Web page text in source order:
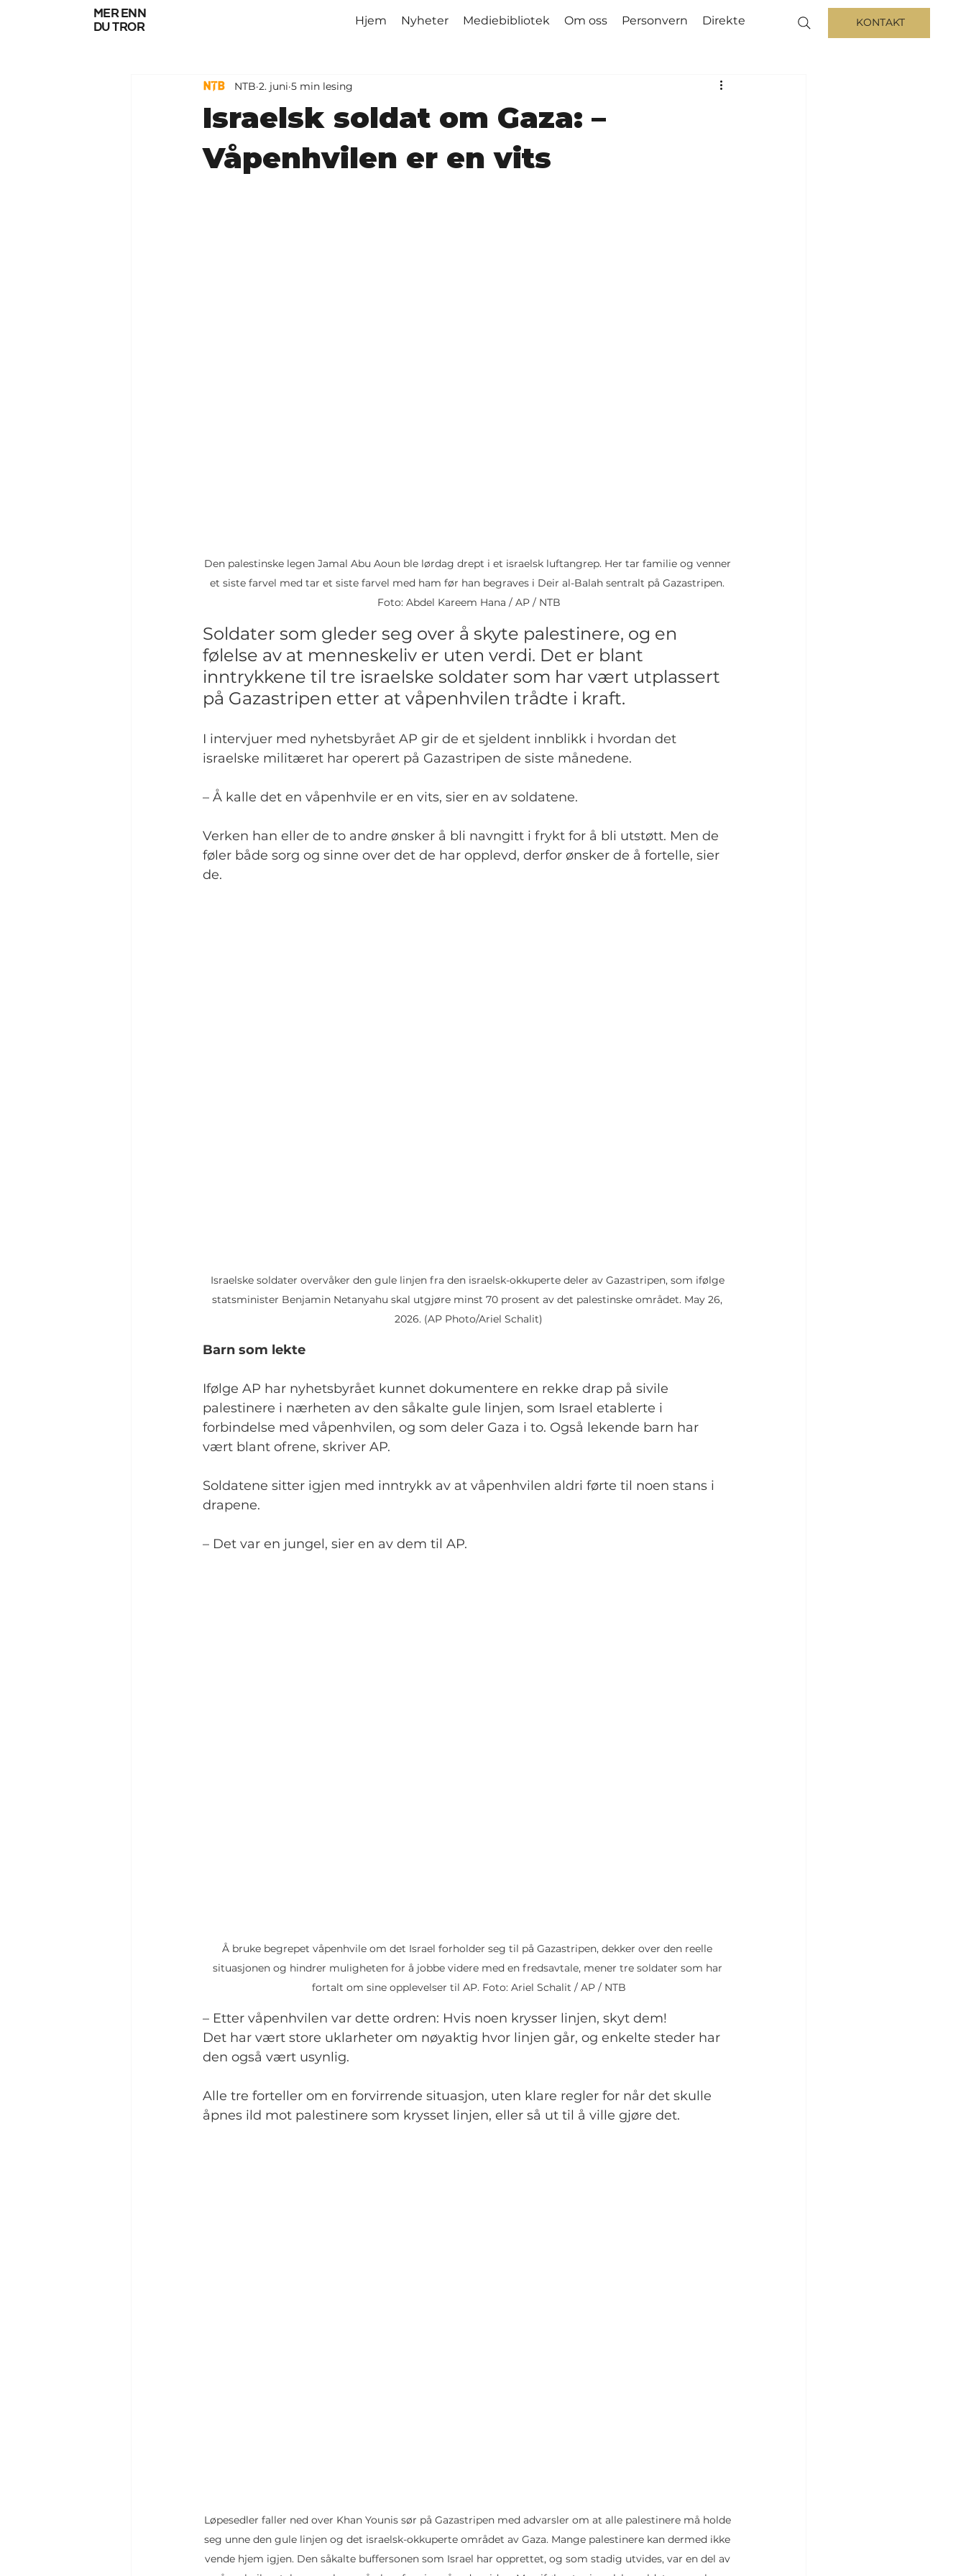
mer enn
du tror
Hjem Nyheter Mediebibliotek Om oss Personvern Direkte KONTAKT
Israelsk soldat om Gaza: –
Våpenhvilen er en vits
NTB 2. juni 5 min lesing
Den palestinske legen Jamal Abu Aoun ble lørdag drept i et israelsk luftangrep. Her tar familie og venner
et siste farvel med tar et siste farvel med ham før han begraves i Deir al-Balah sentralt på Gazastripen.
Foto: Abdel Kareem Hana / AP / NTB
Soldater som gleder seg over å skyte palestinere, og en
følelse av at menneskeliv er uten verdi. Det er blant
inntrykkene til tre israelske soldater som har vært utplassert
på Gazastripen etter at våpenhvilen trådte i kraft.
I intervjuer med nyhetsbyrået AP gir de et sjeldent innblikk i hvordan det
israelske militæret har operert på Gazastripen de siste månedene.
– Å kalle det en våpenhvile er en vits, sier en av soldatene.
Verken han eller de to andre ønsker å bli navngitt i frykt for å bli utstøtt. Men de
føler både sorg og sinne over det de har opplevd, derfor ønsker de å fortelle, sier
de.
Israelske soldater overvåker den gule linjen fra den israelsk-okkuperte deler av Gazastripen, som ifølge
statsminister Benjamin Netanyahu skal utgjøre minst 70 prosent av det palestinske området. May 26,
2026. (AP Photo/Ariel Schalit)
Barn som lekte
Ifølge AP har nyhetsbyrået kunnet dokumentere en rekke drap på sivile
palestinere i nærheten av den såkalte gule linjen, som Israel etablerte i
forbindelse med våpenhvilen, og som deler Gaza i to. Også lekende barn har
vært blant ofrene, skriver AP.
Soldatene sitter igjen med inntrykk av at våpenhvilen aldri førte til noen stans i
drapene.
– Det var en jungel, sier en av dem til AP.
Å bruke begrepet våpenhvile om det Israel forholder seg til på Gazastripen, dekker over den reelle
situasjonen og hindrer muligheten for å jobbe videre med en fredsavtale, mener tre soldater som har
fortalt om sine opplevelser til AP. Foto: Ariel Schalit / AP / NTB
– Etter våpenhvilen var dette ordren: Hvis noen krysser linjen, skyt dem!
Det har vært store uklarheter om nøyaktig hvor linjen går, og enkelte steder har
den også vært usynlig.
Alle tre forteller om en forvirrende situasjon, uten klare regler for når det skulle
åpnes ild mot palestinere som krysset linjen, eller så ut til å ville gjøre det.
Løpesedler faller ned over Khan Younis sør på Gazastripen med advarsler om at alle palestinere må holde
seg unne den gule linjen og det israelsk-okkuperte området av Gaza. Mange palestinere kan dermed ikke
vende hjem igjen. Den såkalte buffersonen som Israel har opprettet, og som stadig utvides, var en del av